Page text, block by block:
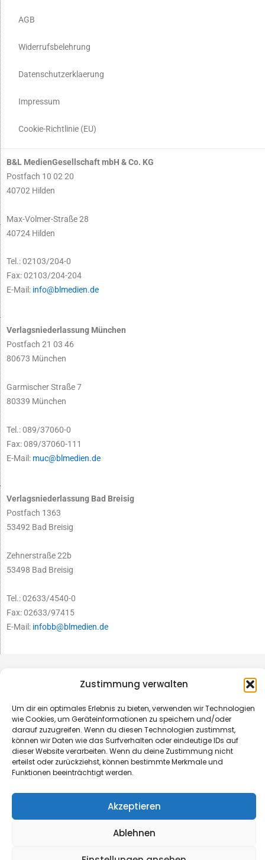
Zustimmung verwalten
Um dir ein optimales Erlebnis zu bieten, verwenden wir Technologien
wie Cookies, um Geräteinformationen zu speichern und/oder
darauf zuzugreifen. Wenn du diesen Technologien zustimmst,
können wir Daten wie das Surfverhalten oder eindeutige IDs auf
dieser Website verarbeiten. Wenn du deine Zustimmung nicht
erteilst oder zurückziehst, können bestimmte Merkmale und
Funktionen beeinträchtigt werden.
Akzeptieren
Ablehnen
AGB
Widerrufsbelehrung
Datenschutzerklaerung
Impressum
Cookie-Richtlinie (EU)
B&L MedienGesellschaft mbH & Co. KG
Postfach 10 02 20
40702 Hilden
Max-Volmer-Straße 28
40724 Hilden
Tel.: 02103/204-0
Fax: 02103/204-204
E-Mail: info@blmedien.de
Verlagsniederlassung München
Postfach 21 03 46
80673 München
Garmischer Straße 7
80339 München
Tel.: 089/37060-0
Fax: 089/37060-111
E-Mail: muc@blmedien.de
Verlagsniederlassung Bad Breisig
Postfach 1363
53492 Bad Breisig
Zehnerstraße 22b
53498 Bad Breisig
Tel.: 02633/4540-0
Fax: 02633/97415
E-Mail: infobb@blmedien.de
Made with ♥ by HLT GmbH & Co. KG